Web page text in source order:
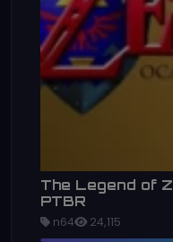
The Legend of
PTBR
n64 24,115